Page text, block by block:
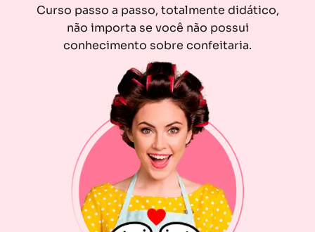
Curso passo a passo, totalmente didático,
não importa se você não possui
conhecimento sobre confeitaria.